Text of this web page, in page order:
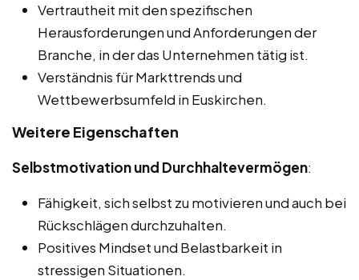
Vertrautheit mit den spezifischen
Herausforderungen und Anforderungen der
Branche, in der das Unternehmen tätig ist.
Verständnis für Markttrends und
Wettbewerbsumfeld in Euskirchen.
Weitere Eigenschaften
Selbstmotivation und Durchhaltevermögen:
Fähigkeit, sich selbst zu motivieren und auch bei
Rückschlägen durchzuhalten.
Positives Mindset und Belastbarkeit in
stressigen Situationen.